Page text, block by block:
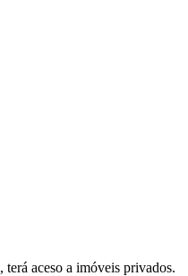
terá aceso a imóveis privados.